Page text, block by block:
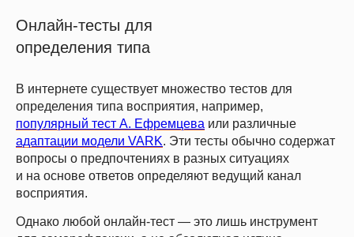
Онлайн-тесты для
определения типа
В интернете существует множество тестов для
определения типа восприятия, например,
популярный тест А. Ефремцева или различные
адаптации модели VARK. Эти тесты обычно содержат
вопросы о предпочтениях в разных ситуациях
и на основе ответов определяют ведущий канал
восприятия.
Однако любой онлайн-тест — это лишь инструмент